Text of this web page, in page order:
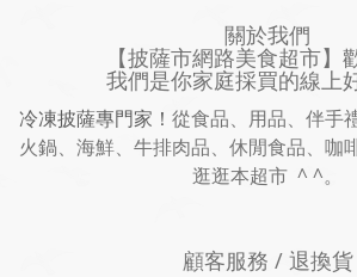
關於我們
【披薩市網路美食超市】
我們是你家庭採買的線上
冷凍披薩專門家！ 從食品、用品、伴手
火鍋、海鮮、牛排肉品、休閒食品、咖
逛逛本超市 ^ ^。
顧客服務 / 退換貨